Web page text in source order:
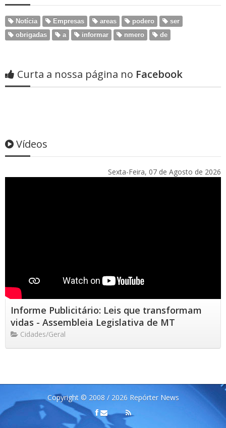
Notícia Empresas areas podero
ser
obrigadas
a informar nmero de
Curta a nossa página no Facebook
Vídeos
Sexta-Feira, 07 de Agosto de 2026
Informe Publicitário: Leis que transformam
vidas - Assembleia Legislativa de MT
Cidades/Geral
Copyright © 2008 / 2026 Repórter News